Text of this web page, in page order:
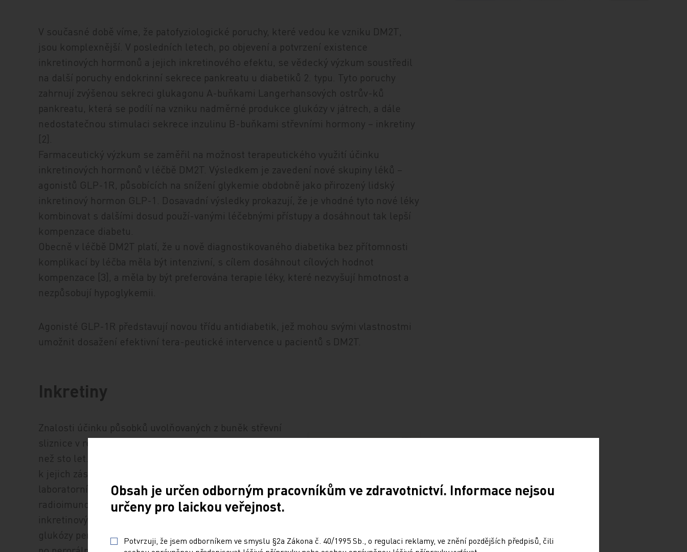
V současné době víme, že patofyziologické poruchy, které vedou ke vzniku DM2T,
jsou komplexnější. V posledních letech, po objevení a potvrzení existence
inkretinových hormonů a jejich inkretinového efektu, se vědecký výzkum soustředil
na další poruchy endokrinní sekrece pankreatu u diabetiků 2. typu. Tyto poruchy
zahrnují zvýšenou sekreci glukagonu A-buňkami Langerhansových ostrův-ků
pankreatu, která se podílí na vzniku nadměrné produkce glukózy v játrech, a dále
nedostatečnou stimulaci sekrece inzulinu B-buňkami střevními hormony – inkretiny
[2].
Farmaceutický výzkum se zaměřil na možnost terapeutického využití účinku
inkretinových hormonů v léčbě DM2T. Výsledkem je zavedení nové skupiny léků –
agonistů GLP-1R, působících na snížení glykemie obdobně jako přirozený lidský
inkretinový hormon GLP-1. Dosavadní výsledky prokazují, že je vhodné tyto nové léky
kombinovat s dalšími dosud použí-vanými léčebnými přístupy a dosáhnout tak lepší
kompenzace diabetu.
Obecně v léčbě DM2T platí, že u nově diagnostikovaného diabetika bez přítomnosti
komplikací by léčba měla být intenzivní, s cílem dosáhnout cílových hodnot
kompenzace [3], a měla by být preferována terapie léky, které nezvyšují hmotnost a
nezpůsobují hypoglykemii.
Agonisté GLP-1R představují novou třídu antidiabetik, jež mohou svými vlastnostmi
umožnit dosažení efektivní tera-peutické intervence u pacientů s DM2T.
Inkretiny
Znalosti účinku působků uvolňovaných z buněk střevní
sliznice v reakci na stimulaci potravou jsou staré více
než sto let. Pro tyto látky byl používán pojem inkretiny a
k jejich zásadnímu poznání přispělo až zavedení
laboratorního stanovování hladiny inzulinu
radioimunoanalýzou v 70. letech minulého století. Teorie
inkretinových hormonů pak byla potvrzena srovnáním hladiny inzulinu po podání
glukózy perorálně a intravenózně. Tato měření prokázala, že zvýšení hladiny inzulinu
Obsah je určen odborným pracovníkům ve zdravotnictví. Informace nejsou
určeny pro laickou veřejnost.
Potvrzuji, že jsem odborníkem ve smyslu §2a Zákona č. 40/1995 Sb., o regulaci reklamy, ve znění pozdějších předpisů, čili